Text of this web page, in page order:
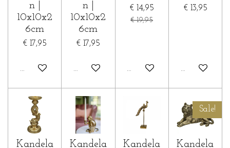
n |
10x10x2
6cm
€ 17,95
In winkelwagen
n |
10x10x2
6cm
€ 17,95
In winkelwagen
€ 14,95
€ 19,95
In winkelwagen
€ 13,95
Houd mij op
Kandela
Kandela
Kandela
Sale!
Kandela